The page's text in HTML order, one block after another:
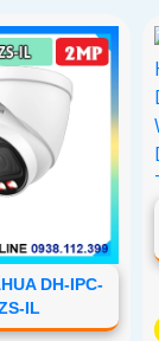
DH-IPC-
IL